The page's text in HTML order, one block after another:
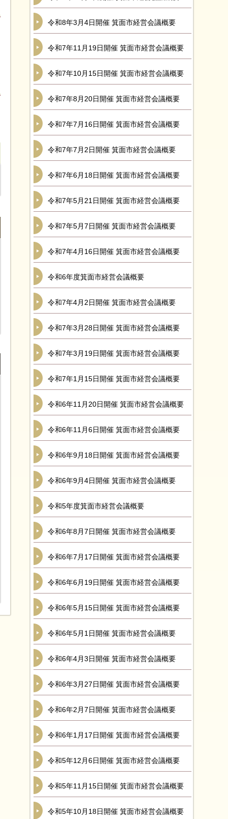
令和8年3月4日開催 箕面市経営会議概要
令和7年11月19日開催 箕面市経営会議概要
令和7年10月15日開催 箕面市経営会議概要
令和7年8月20日開催 箕面市経営会議概要
令和7年7月16日開催 箕面市経営会議概要
令和7年7月2日開催 箕面市経営会議概要
令和7年6月18日開催 箕面市経営会議概要
令和7年5月21日開催 箕面市経営会議概要
令和7年5月7日開催 箕面市経営会議概要
令和7年4月16日開催 箕面市経営会議概要
令和6年度箕面市経営会議概要
令和7年4月2日開催 箕面市経営会議概要
令和7年3月28日開催 箕面市経営会議概要
令和7年3月19日開催 箕面市経営会議概要
令和7年1月15日開催 箕面市経営会議概要
令和6年11月20日開催 箕面市経営会議概要
令和6年11月6日開催 箕面市経営会議概要
令和6年9月18日開催 箕面市経営会議概要
令和6年9月4日開催 箕面市経営会議概要
令和5年度箕面市経営会議概要
令和6年8月7日開催 箕面市経営会議概要
令和6年7月17日開催 箕面市経営会議概要
令和6年6月19日開催 箕面市経営会議概要
令和6年5月15日開催 箕面市経営会議概要
令和6年5月1日開催 箕面市経営会議概要
令和6年4月3日開催 箕面市経営会議概要
令和6年3月27日開催 箕面市経営会議概要
令和6年2月7日開催 箕面市経営会議概要
令和6年1月17日開催 箕面市経営会議概要
令和5年12月6日開催 箕面市経営会議概要
令和5年11月15日開催 箕面市経営会議概要
令和5年10月18日開催 箕面市経営会議概要